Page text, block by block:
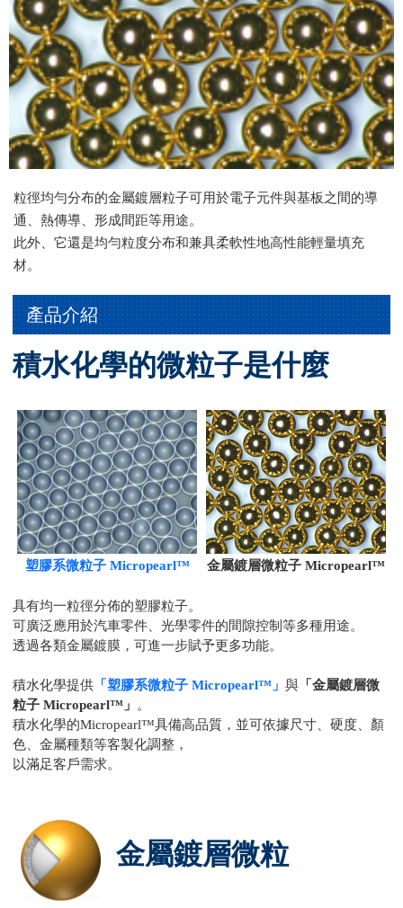
粒徑均勻分布的金屬鍍層粒子可用於電子元件與基板之間的導
通、熱傳導、形成間距等用途。
此外、它還是均勻粒度分布和兼具柔軟性地高性能輕量填充
材。
產品介紹
積水化學的微粒子是什麼
塑膠系微粒子 Micropearl™ 金屬鍍層微粒子 Micropearl™
具有均一粒徑分佈的塑膠粒子。
可廣泛應用於汽車零件、光學零件的間隙控制等多種用途。
透過各類金屬鍍膜，可進一步賦予更多功能。
積水化學提供 「塑膠系微粒子 Micropearl™」與 「金屬鍍層微
粒子 Micropearl™」 。
積水化學的Micropearl™具備高品質，並可依據尺寸、硬度、顏
色、金屬種類等客製化調整，
以滿足客戶需求。
金屬鍍層微粒